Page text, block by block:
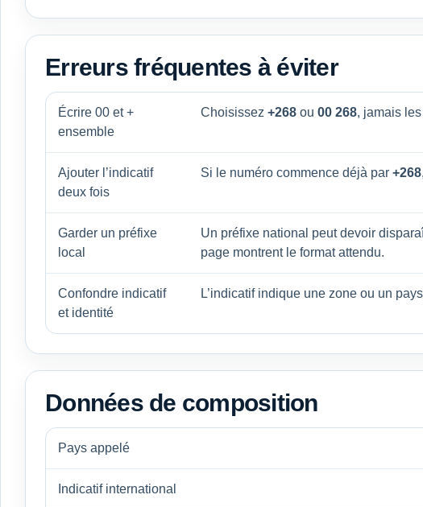
Erreurs fréquentes à éviter
Écrire 00 et +
ensemble
Choisissez +268 ou 00 268, jamais
Ajouter l’indicatif
deux fois
Si le numéro commence déjà par +268
Garder un préfixe
local
Un préfixe national peut devoir
page montrent le format attendu.
Confondre indicatif
et identité
L’indicatif indique une zone ou un
Données de composition
Pays appelé
Indicatif international